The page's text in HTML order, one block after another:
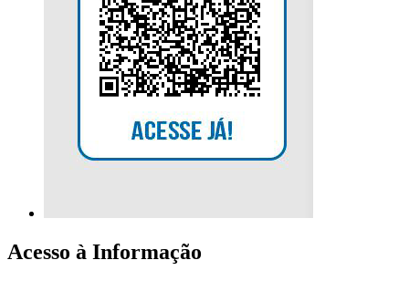
Acesso à Informação